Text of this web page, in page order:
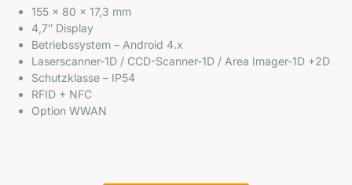
155 x 80 x 17,3 mm
4,7″ Display
Betriebssystem – Android 4.x
Laserscanner-1D / CCD-Scanner-1D / Area Imager-1D +2D
Schutzklasse – IP54
RFID + NFC
Option WWAN